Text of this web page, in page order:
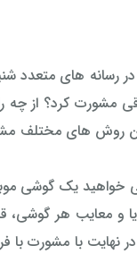
رسانه های متعدد
مشورت کرد؟ از چه
روش های مختلف
می خواهید یک گوشی
هر گوشی،
با مشورت با